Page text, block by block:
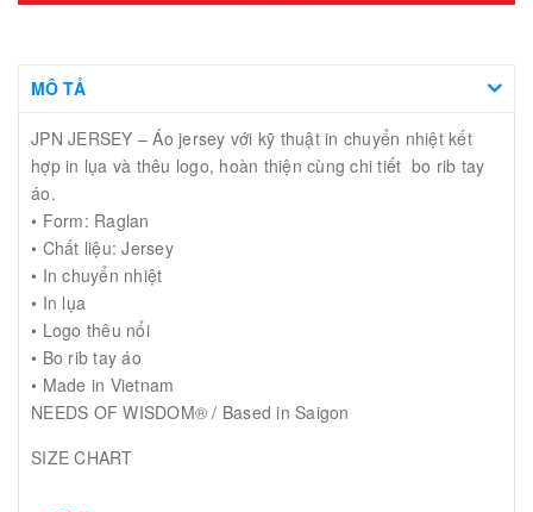
MÔ TẢ
JPN JERSEY – Áo jersey với kỹ thuật in chuyển nhiệt kết
hợp in lụa và thêu logo, hoàn thiện cùng chi tiết bo rib tay
áo.
• Form: Raglan
• Chất liệu: Jersey
• In chuyển nhiệt
• In lụa
• Logo thêu nổi
• Bo rib tay áo
• Made in Vietnam
NEEDS OF WISDOM® / Based in Saigon
SIZE CHART